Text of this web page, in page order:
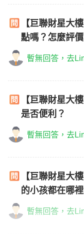
【巨聯財星大
點嗎？怎麼評
暫無回答，去
【巨聯財星大
是否便利？
暫無回答，去
【巨聯財星大
的小孩都在哪
暫無回答，去